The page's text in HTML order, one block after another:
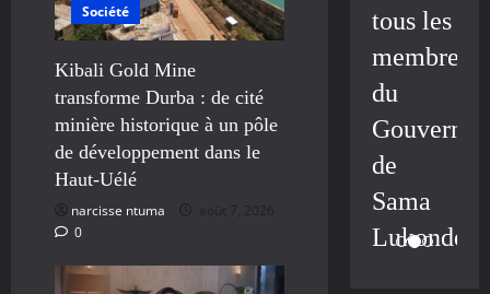
Société
Kibali Gold Mine
transforme Durba : de cité
minière historique à un pôle
de développement dans le
Haut-Uélé
narcisse ntuma
août 7, 2026
0
tous les
membres
du
de
Sama
Lukonde